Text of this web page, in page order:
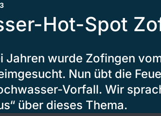
Hot-Spot
Jahren wurde Zofingen
Nun übt die
Vorfall. Wir
über dieses Thema.